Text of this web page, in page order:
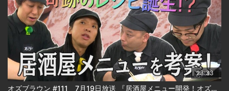
23:33
オズブラウン #111 7月19日放送 『居酒屋メニュー開発！オズブラアルティ飯（前編）』